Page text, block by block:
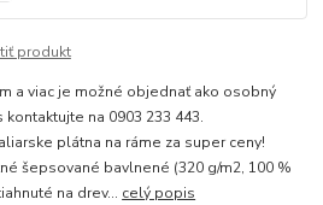
produkt
a viac je možné objednať ako osobný
na 0903 233 443.
plátna na ráme za super ceny!
šepsované bavlnené (320 g/m2, 100 %
na drev... celý popis